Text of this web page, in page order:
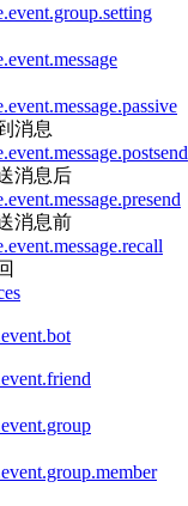
消息
消息后
消息前